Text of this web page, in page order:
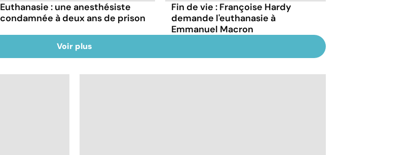
Euthanasie : une anesthésiste
condamnée à deux ans de prison
Fin de vie : Françoise Hardy
demande l'euthanasie à
Emmanuel Macron
Voir plus